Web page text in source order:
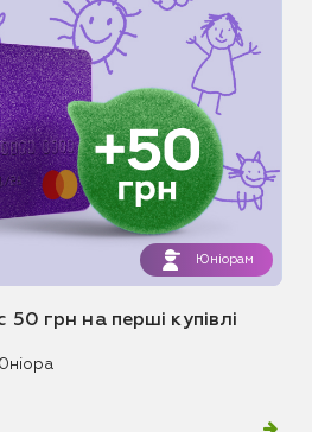
Юніорам
50 грн на перші купівлі